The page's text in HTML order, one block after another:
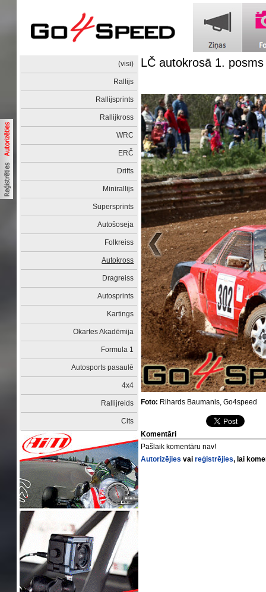
(visi)
Rallijs
Rallijsprints
Rallijkross
WRC
ERČ
Drifts
Minirallijs
Supersprints
Autošoseja
Folkreiss
Autokross
Dragreiss
Autosprints
Kartings
Okartes Akadēmija
Formula 1
Autosports pasaulē
4x4
Rallijreids
Cits
LČ autokrosā 1. posms
Foto: Rihards Baumanis, Go4speed
Komentāri
Pašlaik komentāru nav!
Autorizējies vaireģistrējies, lai